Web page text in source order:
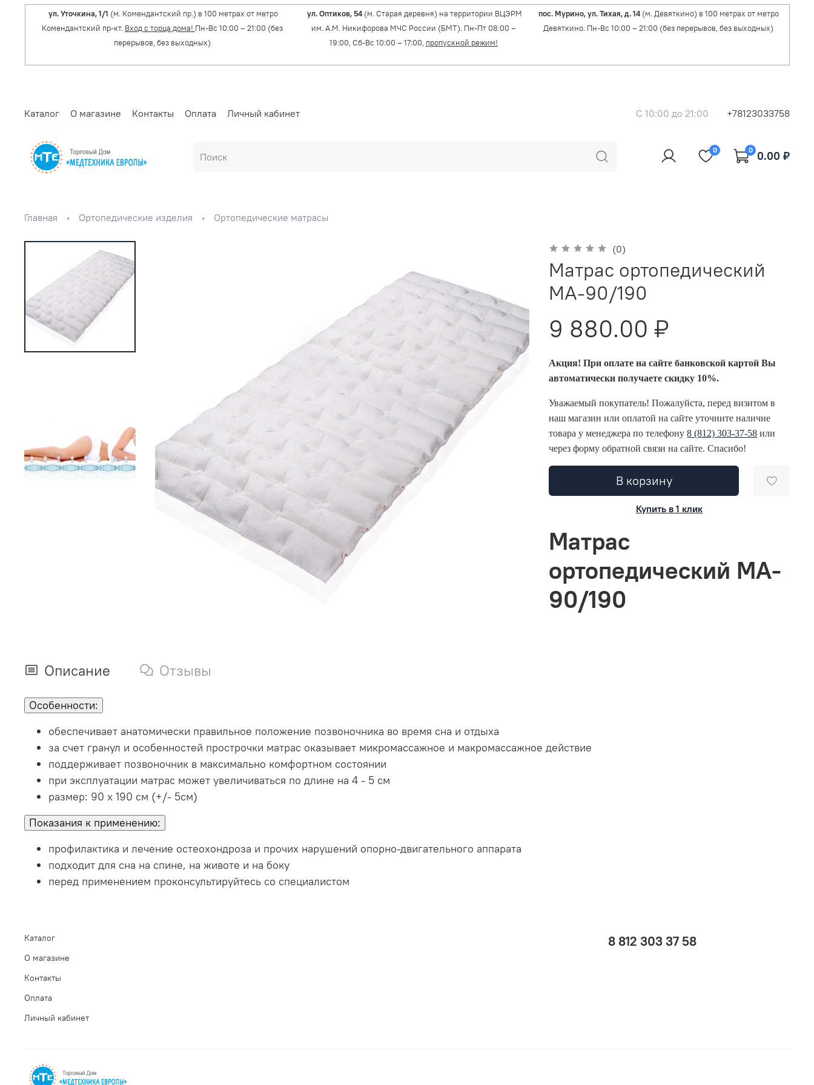
ул. Уточкина, 1/1 (м. Комендантский пр.) в 100 метрах от метро
Комендантский пр-кт. Вход с торца дома! Пн-Вс 10:00 – 21:00 (без
перерывов, без выходных)
ул. Оптиков, 54 (м. Старая деревня) на территории ВЦЭРМ
им. А.М. Никифорова МЧС России (БМТ). Пн-Пт 08:00 –
19:00, Сб-Вс 10:00 – 17:00, пропускной режим!
пос. Мурино, ул. Тихая, д. 14(м. Девяткино) в 100 метрах от метро
Девяткино. Пн-Вс 10:00 – 21:00 (без перерывов, без выходных)
Каталог О магазине Контакты Оплата Личный кабинет C 10:00 до 21:00 +78123033758
0 0 0.00 ₽
Главная Ортопедические изделия Ортопедические матрасы
(0)
Матрас ортопедический
MA-90/190
9 880.00 ₽
Акция! При оплате на сайте банковской картой Вы
автоматически получаете скидку 10%.
Уважаемый покупатель! Пожалуйста, перед визитом в
наш магазин или оплатой на сайте уточните наличие
товара у менеджера по телефону8 (812) 303-37-58 или
через форму обратной связи на сайте. Спасибо!
В корзину
Купить в 1 клик
Матрас
ортопедический MA-
90/190
Описание Отзывы
Особенности:
обеспечивает анатомически правильное положение позвоночника во время сна и отдыха
за счет гранул и особенностей прострочки матрас оказывает микромассажное и макромассажное действие
поддерживает позвоночник в максимально комфортном состоянии
при эксплуатации матрас может увеличиваться по длине на 4 - 5 см
размер: 90 х 190 см (+/- 5см)
Показания к применению:
профилактика и лечение остеохондроза и прочих нарушений опорно-двигательного аппарата
подходит для сна на спине, на животе и на боку
перед применением проконсультируйтесь со специалистом
Каталог
О магазине
Контакты
Оплата
Личный кабинет
8 812 303 37 58